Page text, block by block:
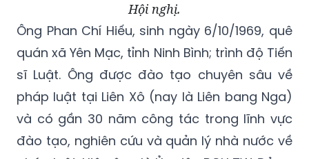
Hội nghị.
Ông Phan Chí Hiếu, sinh ngày 6/10/1969, quê
quán xã Yên Mạc, tỉnh Ninh Bình; trình độ Tiến
sĩ Luật. Ông được đào tạo chuyên sâu về
pháp luật tại Liên Xô (nay là Liên bang Nga)
và có gần 30 năm công tác trong lĩnh vực
đào tạo, nghiên cứu và quản lý nhà nước về